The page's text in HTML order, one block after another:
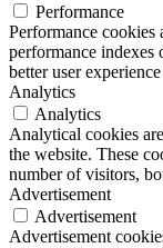
Performance
Performance cookies
performance
better user
Analytics
Analytics
Analytical cookies
the website. These
number of visitors,
Advertisement
Advertisement
Advertisement